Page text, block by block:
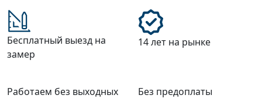
Бесплатный выезд на
замер
14 лет на рынке
Работаем без выходных Без предоплаты